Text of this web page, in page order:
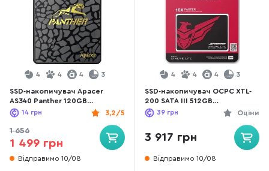
4 4 4 3
SSD-накопичувач Apacer
AS340 Panther 120GB
(AP120GAS340G-1)
3,2/5
14 грн
1 656
1 499 грн
Відправимо 10/08
4 4 4 3
SSD-накопичувач OCPC XTL-
200 SATA III 512GB
(SSD25S3T512GLT)
Оціни
39 грн
3 917 грн
Відправимо 10/08